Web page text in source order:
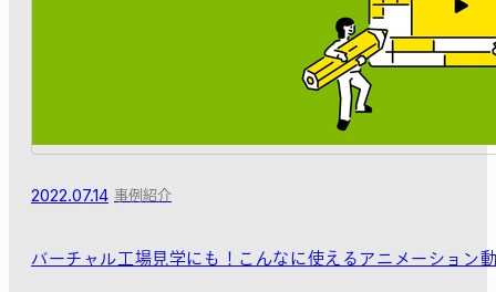
2022.07.14 事例紹介
バーチャル工場見学にも！こんなに使えるアニメーション